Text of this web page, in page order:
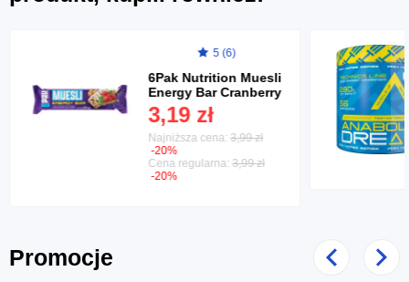
5 (6)
6Pak Nutrition Muesli
Energy Bar Cranberry
- 30g
3,19 zł
Najniższa cena: 3,99 zł
-20%
Cena regularna: 3,99 zł
-20%
Promocje Poprzedni